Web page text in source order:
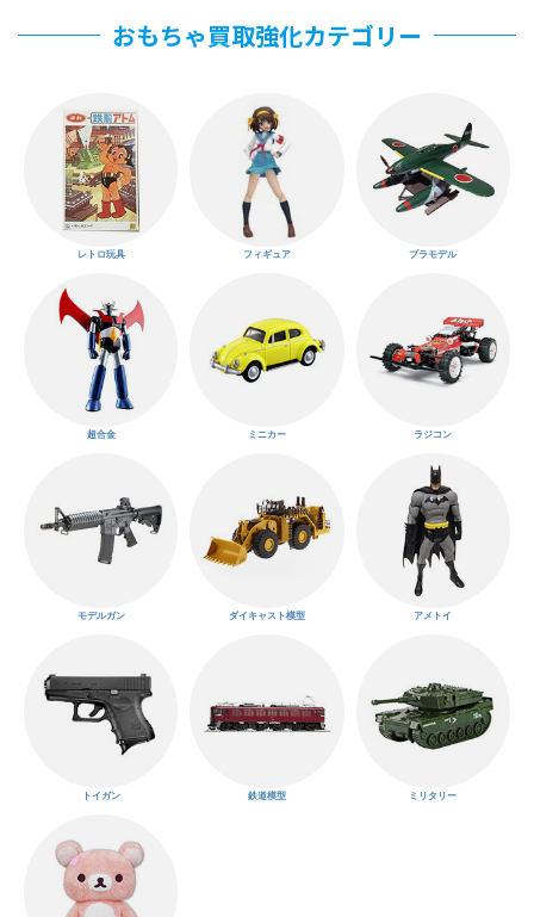
おもちゃ買取強化カテゴリー
レトロ玩具 フィギュア プラモデル
超合金 ミニカー ラジコン
モデルガン ダイキャスト模型 アメトイ
トイガン 鉄道模型 ミリタリー